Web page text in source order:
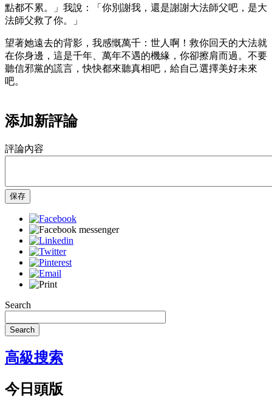
點都不累。」我說：「你別謝我，還是謝謝大法師父吧，是大
法師父救了你。」
望著她遠去的背影，我感慨萬千：世人啊！救你回天的大法就
在你身邊，這是千年、萬年不遇的機緣，你卻擦肩而過。不要
聽信邪黨的謊言，快快都來聽真相吧，給自己選擇美好未來
吧。
添加新評論
評論內容
保存
Search
Search
高級搜索
今日頭版